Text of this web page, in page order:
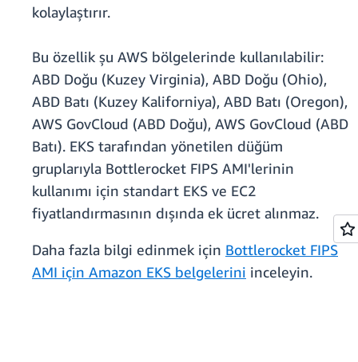
kolaylaştırır.
Bu özellik şu AWS bölgelerinde kullanılabilir:
ABD Doğu (Kuzey Virginia), ABD Doğu (Ohio),
ABD Batı (Kuzey Kaliforniya), ABD Batı (Oregon),
AWS GovCloud (ABD Doğu), AWS GovCloud (ABD
Batı). EKS tarafından yönetilen düğüm
gruplarıyla Bottlerocket FIPS AMI'lerinin
kullanımı için standart EKS ve EC2
fiyatlandırmasının dışında ek ücret alınmaz.
Daha fazla bilgi edinmek için Bottlerocket FIPS
AMI için Amazon EKS belgelerini inceleyin.